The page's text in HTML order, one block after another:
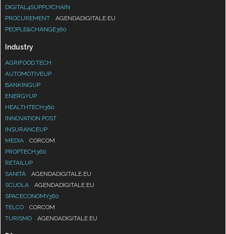
DIGITAL4SUPPLYCHAIN
PROCUREMENT
AGENDADIGITALE.EU
PEOPLE&CHANGE360
Industry
AGRIFOOD.TECH
AUTOMOTIVEUP
BANKINGUP
ENERGYUP
HEALTHTECH360
INNOVATION POST
INSURANCEUP
MEDIA
CORCOM
PROPTECH360
RETAILUP
SANITÀ
AGENDADIGITALE.EU
SCUOLA
AGENDADIGITALE.EU
SPACECONOMY360
TELCO
CORCOM
TURISMO
AGENDADIGITALE.EU